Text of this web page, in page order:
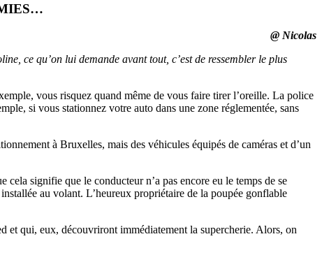
@ Nicolas
ce qu’on lui demande avant tout, c’est de ressembler le plus
vous risquez quand même de vous faire tirer l’oreille. La police
si vous stationnez votre auto dans une zone réglementée, sans
à Bruxelles, mais des véhicules équipés de caméras et d’un
signifie que le conducteur n’a pas encore eu le temps de se
au volant. L’heureux propriétaire de la poupée gonflable
et qui, eux, découvriront immédiatement la supercherie. Alors, on